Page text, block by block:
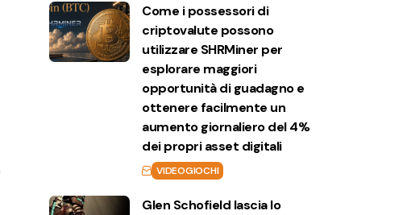
Come i possessori di
criptovalute possono
utilizzare SHRMiner per
esplorare maggiori
opportunità di guadagno e
ottenere facilmente un
aumento giornaliero del 4%
dei propri asset digitali
VIDEOGIOCHI
Glen Schofield lascia lo